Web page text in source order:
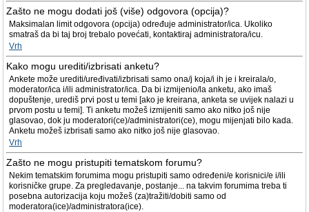
Zašto ne mogu dodati još (više) odgovora (opcija)?
Maksimalan limit odgovora (opcija) određuje administrator/ica. Ukoliko
smatraš da bi taj broj trebalo povećati, kontaktiraj administratora/icu.
Vrh
Kako mogu urediti/izbrisati anketu?
Ankete može urediti/uređivati/izbrisati samo ona/j koja/i ih je i kreirala/o,
moderator/ica i/ili administrator/ica. Da bi izmijenio/la anketu, ako imaš
dopuštenje, urediš prvi post u temi [ako je kreirana, anketa se uvijek nalazi u
prvom postu u temi]. Ti anketu možeš izmijeniti samo ako nitko još nije
glasovao, dok ju moderatori(ce)/administratori(ce), mogu mijenjati bilo kada.
Anketu možeš izbrisati samo ako nitko još nije glasovao.
Vrh
Zašto ne mogu pristupiti tematskom forumu?
Nekim tematskim forumima mogu pristupiti samo određeni/e korisnici/e i/ili
korisničke grupe. Za pregledavanje, postanje... na takvim forumima treba ti
posebna autorizacija koju možeš (za)tražiti/dobiti samo od
moderatora(ice)/administratora(ice).